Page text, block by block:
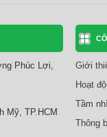
Phúc Lợi,
Mỹ, TP.HCM
Giới
Hoạt
Tầm
Thông